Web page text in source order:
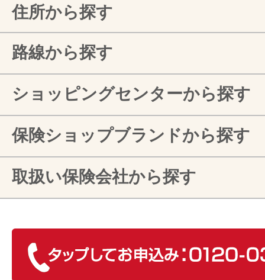
住所から探す
路線から探す
ショッピングセンターから探す
保険ショップブランドから探す
取扱い保険会社から探す